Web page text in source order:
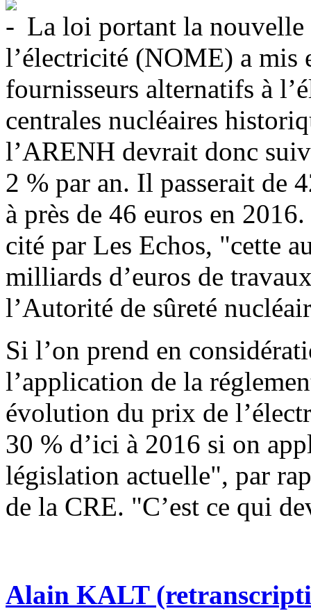
La loi portant la nouvelle
l’électricité (NOME) a mis
fournisseurs alternatifs à
centrales nucléaires
l’ARENH devrait donc
2 % par an. Il passerait de
à près de 46 euros en
cité par Les Echos, "cette
milliards d’euros de
l’Autorité de sûreté
Si l’on prend en
l’application de la
évolution du prix de
30 % d’ici à 2016 si on
législation actuelle", par
de la CRE. "C’est ce qui
Alain KALT